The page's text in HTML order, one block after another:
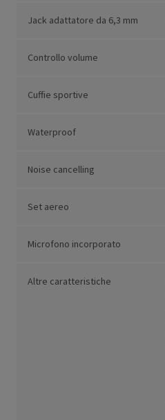
Jack adattatore da 6,3 mm
Controllo volume
Cuffie sportive
Waterproof
Noise cancelling
Set aereo
Microfono incorporato
Altre caratteristiche